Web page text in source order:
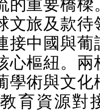
的重要橋樑
文旅及款待
接中國與葡
心樞紐。兩
學術與文化
育資源對